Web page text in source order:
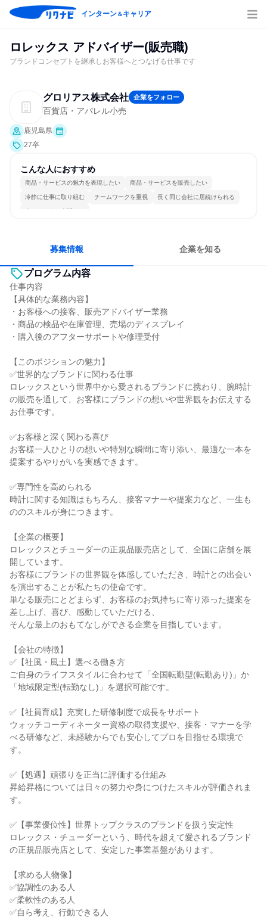
インターン＆キャリア
ロレックス アドバイザー(販売職)
ブランドコンセプトを継承しお客様へとつなげる仕事です
グロリアス株式会社 企業をフォロー
百貨店・アパレル小売
鹿児島県
27卒
こんな人におすすめ
商品・サービスの魅力を表現したい 商品・サービスを販売したい
冷静に仕事に取り組む チームワークを重視 長く同じ会社に居続けられる
人とたくさん会話する
募集情報 企業を知る
プログラム内容
仕事内容
【具体的な業務内容】
・お客様への接客、販売アドバイザー業務
・商品の検品や在庫管理、売場のディスプレイ
・購入後のアフターサポートや修理受付
【このポジションの魅力】
✅世界的なブランドに関わる仕事
ロレックスという世界中から愛されるブランドに携わり、腕時計
の販売を通して、お客様にブランドの想いや世界観をお伝えする
お仕事です。
✅お客様と深く関わる喜び
お客様一人ひとりの想いや特別な瞬間に寄り添い、最適な一本を
提案するやりがいを実感できます。
✅専門性を高められる
時計に関する知識はもちろん、接客マナーや提案力など、一生も
ののスキルが身につきます。
【企業の概要】
ロレックスとチューダーの正規品販売店として、全国に店舗を展
開しています。
お客様にブランドの世界観を体感していただき、時計との出会い
を演出することが私たちの使命です。
単なる販売にとどまらず、お客様のお気持ちに寄り添った提案を
差し上げ、喜び、感動していただける、
そんな最上のおもてなしができる企業を目指しています。
【会社の特徴】
✅【社風・風土】選べる働き方
ご自身のライフスタイルに合わせて「全国転勤型(転勤あり)」か
「地域限定型(転勤なし)」を選択可能です。
✅【社員育成】充実した研修制度で成長をサポート
ウォッチコーディネーター資格の取得支援や、接客・マナーを学
べる研修など、未経験からでも安心してプロを目指せる環境で
す。
✅【処遇】頑張りを正当に評価する仕組み
昇給昇格については日々の努力や身につけたスキルが評価されま
す。
✅【事業優位性】世界トップクラスのブランドを扱う安定性
ロレックス・チューダーという、時代を超えて愛されるブランド
の正規品販売店として、安定した事業基盤があります。
【求める人物像】
✅協調性のある人
✅柔軟性のある人
✅自ら考え、行動できる人